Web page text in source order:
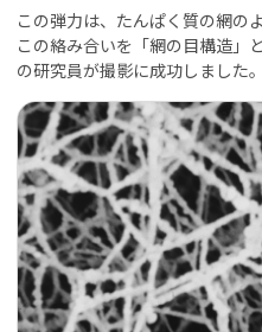
この弾力は、たんぱく質の網の
この絡み合いを「網の目構造」
の研究員が撮影に成功しました。